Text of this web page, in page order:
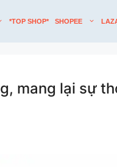
*TOP SHOP* SHOPEE
mang lại sự